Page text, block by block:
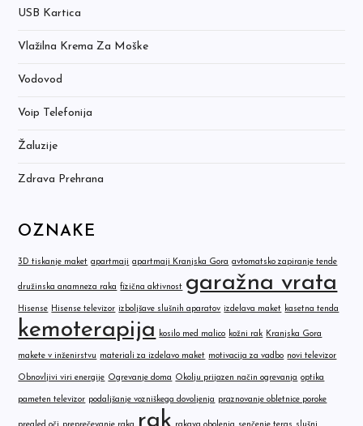
USB Kartica
Vlažilna Krema Za Moške
Vodovod
Voip Telefonija
Žaluzije
Zdrava Prehrana
OZNAKE
3D tiskanje maket apartmaji apartmaji Kranjska Gora avtomatsko zapiranje tende
družinska anamneza raka fizična aktivnost garažna vrata
Hisense Hisense televizor izboljšave slušnih aparatov izdelava maket kasetna tenda
kemoterapija kosilo med malico kožni rak Kranjska Gora
makete v inženirstvu materiali za izdelavo maket motivacija za vadbo novi televizor
Obnovljivi viri energije Ogrevanje doma Okolju prijazen način ogrevanja optika
pameten televizor podaljšanje vozniškega dovoljenja praznovanje obletnice poroke
rak